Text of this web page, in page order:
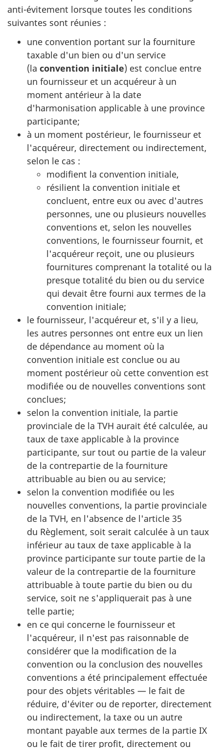
anti-évitement lorsque toutes les conditions
suivantes sont réunies :
une convention portant sur la fourniture
taxable d'un bien ou d'un service
(la convention initiale) est conclue entre
un fournisseur et un acquéreur à un
moment antérieur à la date
d'harmonisation applicable à une province
participante;
à un moment postérieur, le fournisseur et
l'acquéreur, directement ou indirectement,
selon le cas :
modifient la convention initiale,
résilient la convention initiale et
concluent, entre eux ou avec d'autres
personnes, une ou plusieurs nouvelles
conventions et, selon les nouvelles
conventions, le fournisseur fournit, et
l'acquéreur reçoit, une ou plusieurs
fournitures comprenant la totalité ou la
presque totalité du bien ou du service
qui devait être fourni aux termes de la
convention initiale;
le fournisseur, l'acquéreur et, s'il y a lieu,
les autres personnes ont entre eux un lien
de dépendance au moment où la
convention initiale est conclue ou au
moment postérieur où cette convention est
modifiée ou de nouvelles conventions sont
conclues;
selon la convention initiale, la partie
provinciale de la TVH aurait été calculée, au
taux de taxe applicable à la province
participante, sur tout ou partie de la valeur
de la contrepartie de la fourniture
attribuable au bien ou au service;
selon la convention modifiée ou les
nouvelles conventions, la partie provinciale
de la TVH, en l'absence de l'article 35
du Règlement, soit serait calculée à un taux
inférieur au taux de taxe applicable à la
province participante sur toute partie de la
valeur de la contrepartie de la fourniture
attribuable à toute partie du bien ou du
service, soit ne s'appliquerait pas à une
telle partie;
en ce qui concerne le fournisseur et
l'acquéreur, il n'est pas raisonnable de
considérer que la modification de la
convention ou la conclusion des nouvelles
conventions a été principalement effectuée
pour des objets véritables — le fait de
réduire, d'éviter ou de reporter, directement
ou indirectement, la taxe ou un autre
montant payable aux termes de la partie IX
ou le fait de tirer profit, directement ou